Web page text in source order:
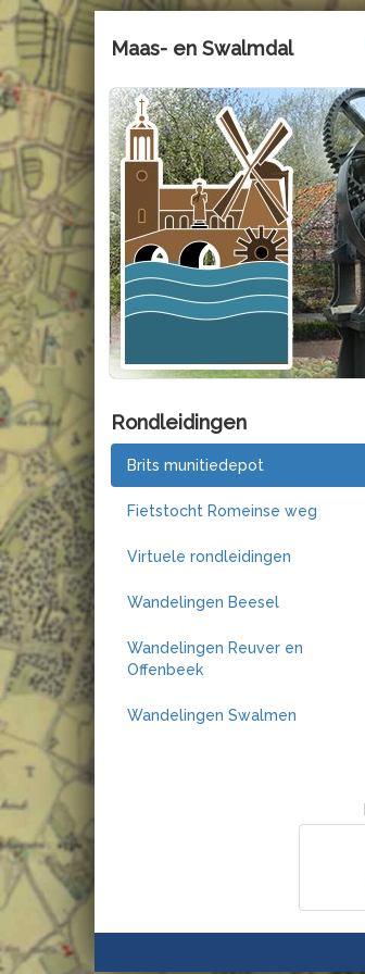
Maas- en Swalmdal
Rondleidingen
Brits munitiedepot
Fietstocht Romeinse weg
Virtuele rondleidingen
Wandelingen Beesel
Wandelingen Reuver en
Offenbeek
Wandelingen Swalmen